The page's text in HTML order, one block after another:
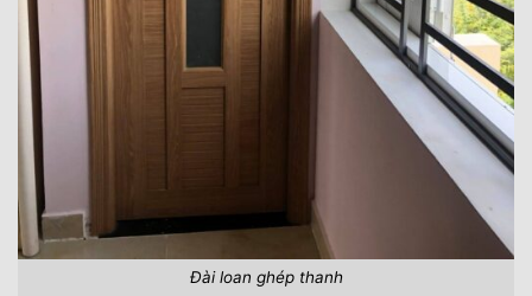
Đài loan ghép thanh